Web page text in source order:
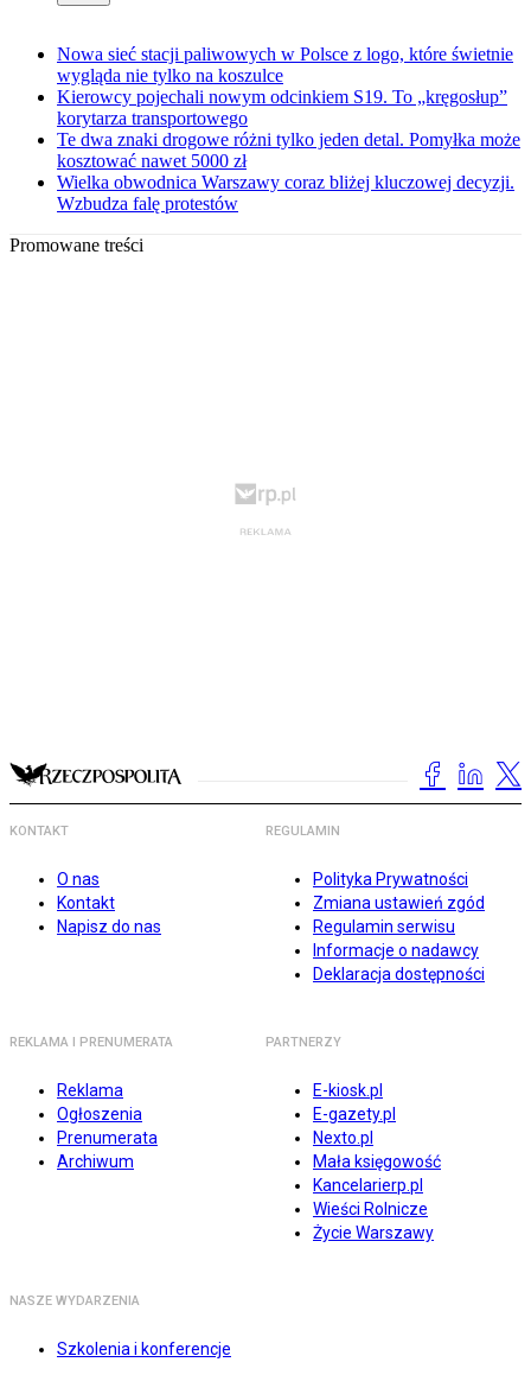
Nowa sieć stacji paliwowych w Polsce z logo, które świetnie
wygląda nie tylko na koszulce
Kierowcy pojechali nowym odcinkiem S19. To „kręgosłup”
korytarza transportowego
Te dwa znaki drogowe różni tylko jeden detal. Pomyłka może
kosztować nawet 5000 zł
Wielka obwodnica Warszawy coraz bliżej kluczowej decyzji.
Wzbudza falę protestów
Promowane treści
KONTAKT
O nas
Kontakt
Napisz do nas
REGULAMIN
Polityka Prywatności
Zmiana ustawień zgód
Regulamin serwisu
Informacje o nadawcy
Deklaracja dostępności
REKLAMA I PRENUMERATA
Reklama
Ogłoszenia
Prenumerata
Archiwum
PARTNERZY
E-kiosk.pl
E-gazety.pl
Nexto.pl
Mała księgowość
Kancelarierp.pl
Wieści Rolnicze
Życie Warszawy
NASZE WYDARZENIA
Szkolenia i konferencje